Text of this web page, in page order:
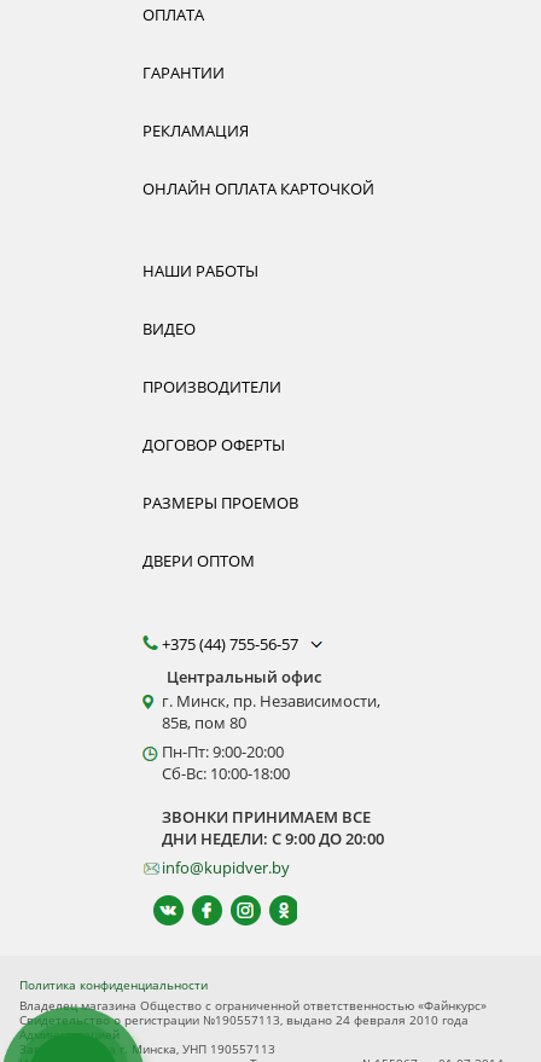
ОПЛАТА
ГАРАНТИИ
РЕКЛАМАЦИЯ
ОНЛАЙН ОПЛАТА КАРТОЧКОЙ
НАШИ РАБОТЫ
ВИДЕО
ПРОИЗВОДИТЕЛИ
ДОГОВОР ОФЕРТЫ
РАЗМЕРЫ ПРОЕМОВ
ДВЕРИ ОПТОМ
+375 (44) 755-56-57
Центральный офис
г. Минск, пр. Независимости,
85в, пом 80
Пн-Пт: 9:00-20:00
Сб-Вс: 10:00-18:00
ЗВОНКИ ПРИНИМАЕМ ВСЕ
ДНИ НЕДЕЛИ: С 9:00 ДО 20:00
info@kupidver.by
Политика конфиденциальности
Владелец магазина Общество с ограниченной ответственностью «Файнкурс»
Свидетельство о регистрации №190557113, выдано 24 февраля 2010 года
Администрацией
Заводского р-на г. Минска, УНП 190557113